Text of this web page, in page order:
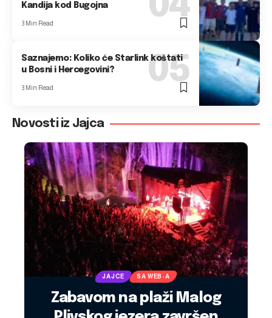
Kandija kod Bugojna
3 Min Read
Saznajemo: Koliko će Starlink koštati
u Bosni i Hercegovini?
3 Min Read
Novosti iz Jajca
JAJCE SA WEB-A
Zabavom na plaži Malog